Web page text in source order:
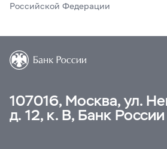
Российской Федерации
107016, Москва, ул.
д. 12, к. В, Банк России